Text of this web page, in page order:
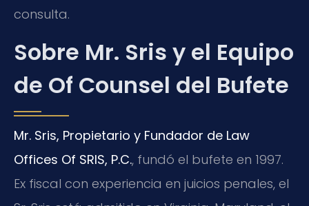
consulta.
Sobre Mr. Sris y el Equipo
de Of Counsel del Bufete
Mr. Sris, Propietario y Fundador de Law
Offices Of SRIS, P.C., fundó el bufete en 1997.
Ex fiscal con experiencia en juicios penales, el